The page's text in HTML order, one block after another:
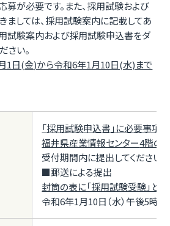
が必要です。また、採用試験および
ましては、採用試験案内に記載してあ
用試験案内および採用試験申込書をダ
さい。
1日(金)から令和6年1月10日(水)まで
「採用試験申込書」に必要事項
福井県産業情報センター4階の
受付期間内に提出してください。
■郵送による提出
封筒の表に「採用試験受験」と
令和6年1月10日（水）午後5時